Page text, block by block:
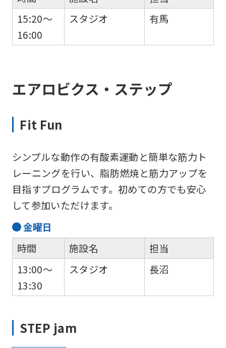
15:20～
16:00
スタジオ
有馬
エアロビクス・ステップ
Fit Fun
シンプルな動作の有酸素運動と簡単な筋力ト
レーニングを行い、脂肪燃焼と筋力アップを
目指すプログラムです。初めての方でも安心
して参加いただけます。
金曜日
時間
13:00～
13:30
施設名
スタジオ
担当
長沼
STEP jam